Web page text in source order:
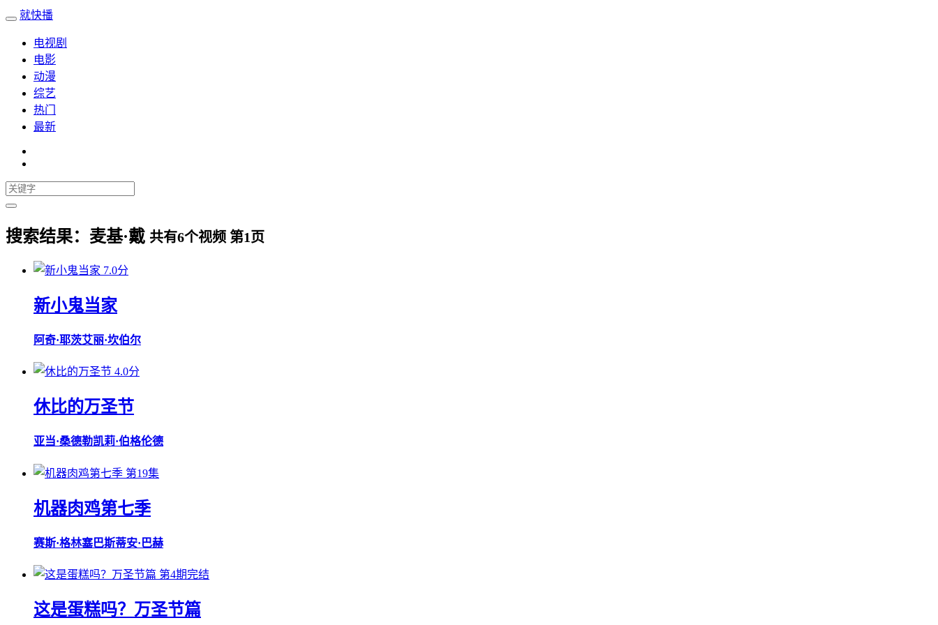
就快播
电视剧
电影
动漫
综艺
热门
最新
搜索结果： 麦基·戴 共有6个视频 第1 页
7.0分
新小鬼当家
阿奇·耶茨艾丽·坎伯尔
4.0分
休比的万圣节
亚当·桑德勒凯莉·伯格伦德
第19集
机器肉鸡第七季
赛斯·格林塞巴斯蒂安·巴赫
第4期完结
这是蛋糕吗？万圣节篇